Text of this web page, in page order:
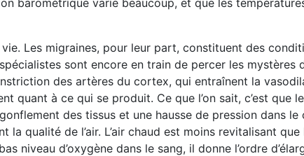
barométrique varie beaucoup, et que les
Les migraines, pour leur part, constituent des
sont encore en train de percer les mystères
des artères du cortex, qui entraînent la
quant à ce qui se produit. Ce que l’on sait, c’est que
des tissus et une hausse de pression dans le
qualité de l’air. L’air chaud est moins revitalisant que
niveau d’oxygène dans le sang, il donne l’ordre